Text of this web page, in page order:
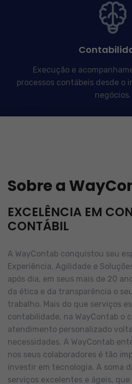
Execução e
processos contábeis desde o
negócios.
Sobre a
EXCELÊNCIA EM
CONTÁBIL
A WayContab conquistou seu
Experiência, Agilidade e
após dia, em seus mais de 20
da ética e da transparência o
trabalho. Mais do que serviços
contabilidade, na WayContab o
atendimento personalizado
necessidades. A WayContab
nos seus colaboradores é tão
investir em tecnologia. A soma
serviços excelentes e ágeis,